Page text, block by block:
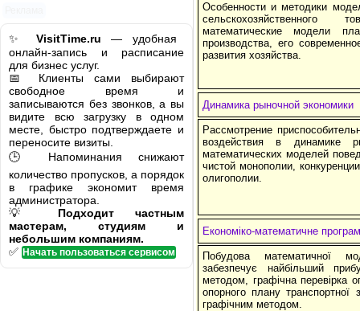
✨ VisitTime.ru — удобная
онлайн-запись и расписание
для бизнес услуг.
📅 Клиенты сами выбирают
свободное время и
записываются без звонков, а вы
видите всю загрузку в одном
месте, быстро подтверждаете и
переносите визиты.
🕒 Напоминания снижают
количество пропусков, а порядок
в графике экономит время
администратора.
💡 Подходит частным
мастерам, студиям и
небольшим компаниям.
✅ Начать пользоваться сервисом
Особенности и методики
сельскохозяйственного
математические модели
производства, его
развития хозяйства.
Динамика рыночной экономики
Рассмотрение
воздействия в динамике
математических моделей
чистой монополии,
олигополии.
Економіко-математичне
Побудова математичної
забезпечує найбільший
методом, графічна перевірка
опорного плану транспортної
графічним методом.